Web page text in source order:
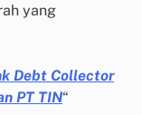
yang
Debt Collector
PT TIN“